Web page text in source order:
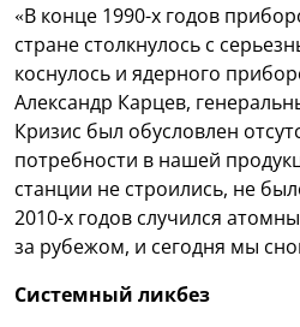
«В конце 1990-х годов
стране столкнулось с
коснулось и ядерного
Александр Карцев,
Кризис был обусловлен
потребности в нашей
станции не строились, не
2010-х годов случился
за рубежом, и сегодня мы
Системный ликбез